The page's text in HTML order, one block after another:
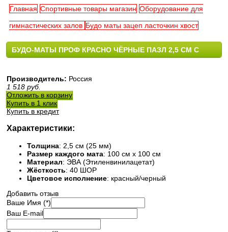
Ваша
пуста
Главная Спортивные товары магазин Оборудование для
гимнастических залов Будо маты зацеп ласточкин хвост
БУДО-МАТЫ ПРОФ КРАСНО ЧЁРНЫЕ ПАЗЛ 2,5 СМ С
МАТЫ ВАСИЛ ТАТАМИ РИСОВАЯ СОЛОМКА ТАТАМИ
VASIL
Производитель: Россия
1 518 руб.
Отложить в корзину
Купить в 1 клик
Купить в кредит
Характеристики:
Толщина: 2,5 см (25 мм)
Размер каждого мата: 100 см х 100 см
Материал: ЭВА (Этиленвинилацетат)
Жёсткость: 40 ШОР
Цветовое исполнение: красный/черный
Добавить отзыв
Ваше Имя (*)
Ваш E-mail